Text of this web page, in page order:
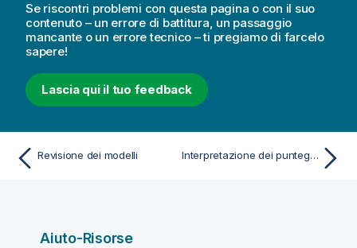
Se riscontri problemi con questa pagina o con il suo
contenuto – un errore di battitura, un passaggio
mancante o un errore tecnico – ti pregiamo di farcelo
sapere!
Lascia qui il tuo feedback
Revisione dei modelli Interpretazione dei punteggi del modello
Aiuto-Risorse